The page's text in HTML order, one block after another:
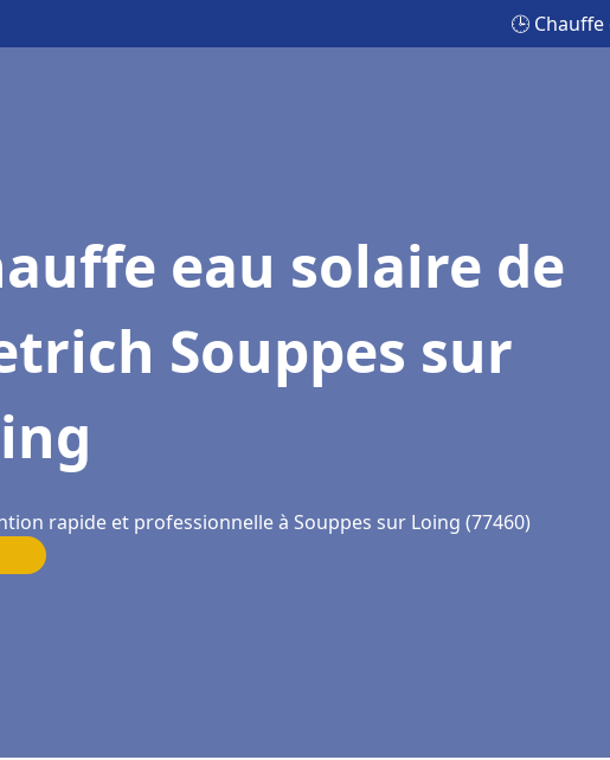
🕒
eau solaire de
Souppes sur
rapide et professionnelle à Souppes sur Loing (77460)